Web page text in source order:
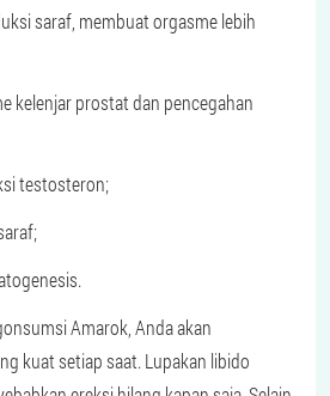
saraf, membuat orgasme lebih
kelenjar prostat dan pencegahan
testosteron;
Amarok, Anda akan
kuat setiap saat. Lupakan libido